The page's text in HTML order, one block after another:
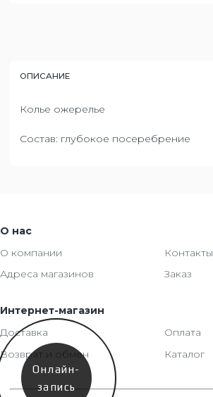
ОПИСАНИЕ
Колье ожерелье
Состав: глубокое посеребрение
О нас
О компании
Контакты
Адреса магазинов
Заказ
Интернет-магазин
Доставка
Оплата
Возврат и обмен
Каталог
Онлайн-
запись